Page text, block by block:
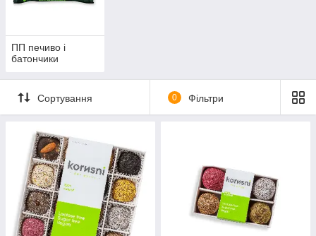
ПП печиво і
батончики
Сортування 0 Фільтри